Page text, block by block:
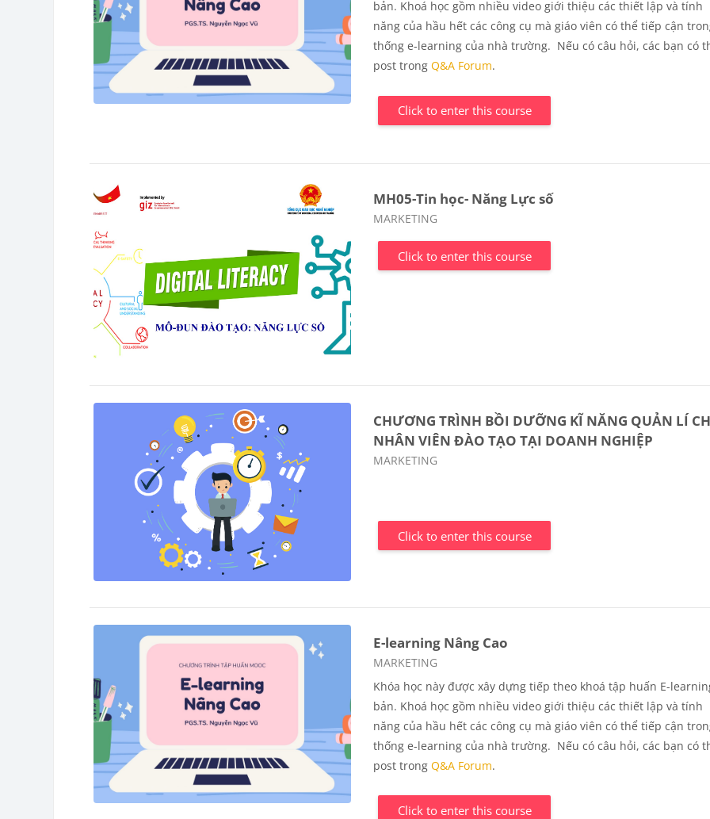
bản. Khoá học gồm nhiều video giới thiệu các thiết lập và tính
năng của hầu hết các công cụ mà giáo viên có thể tiếp cận
thống e-learning của nhà trường. Nếu có câu hỏi, các bạn có
post trongQ&A Forum.
Click to enter this course
MH05-Tin học- Năng Lực số
Course category
MARKETING
Click to enter this course
CHƯƠNG TRÌNH BỒI DƯỠNG KĨ NĂNG QUẢN LÍ
NHÂN VIÊN ĐÀO TẠO TẠI DOANH NGHIỆP
Course category
MARKETING
Click to enter this course
E-learning Nâng Cao
Course category
MARKETING
Khóa học này được xây dựng tiếp theo khoá tập huấn E-
bản. Khoá học gồm nhiều video giới thiệu các thiết lập và tính
năng của hầu hết các công cụ mà giáo viên có thể tiếp cận
thống e-learning của nhà trường. Nếu có câu hỏi, các bạn có
post trongQ&A Forum.
Click to enter this course